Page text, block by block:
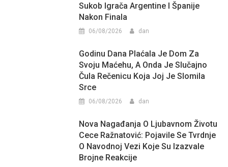
Sukob Igrača Argentine I Španije
Nakon Finala
06/08/2026 dan
Godinu Dana Plaćala Je Dom Za
Svoju Maćehu, A Onda Je Slučajno
Čula Rečenicu Koja Joj Je Slomila
Srce
06/08/2026 dan
Nova Nagađanja O Ljubavnom Životu
Cece Ražnatović: Pojavile Se Tvrdnje
O Navodnoj Vezi Koje Su Izazvale
Brojne Reakcije